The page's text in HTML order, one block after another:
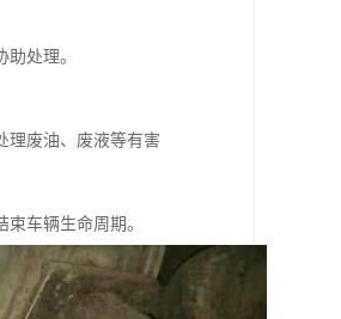
处理。
理废油、废液等有害
车辆生命周期。